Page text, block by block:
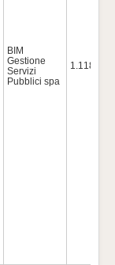
BIM
Gestione
Servizi
Pubblici spa